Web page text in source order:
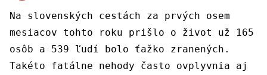
Na slovenských cestách za prvých osem
mesiacov tohto roku prišlo o život už 165
osôb a 539 ľudí bolo ťažko zranených.
Takéto fatálne nehody často ovplyvnia aj